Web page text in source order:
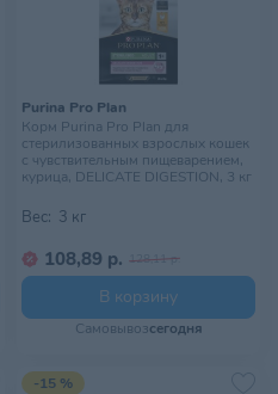
Purina Pro Plan
Корм Purina Pro Plan для
стерилизованных взрослых кошек
с чувствительным пищеварением,
курица, DELICATE DIGESTION, 3 кг
Вес: 3 кг
108,89 р. 128,11 р.
В корзину
Самовывозсегодня
-15 %